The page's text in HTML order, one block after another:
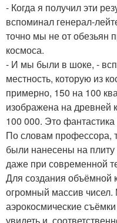
- Когда я получил эти
вспоминал генерал-
точно мы не от обезьян
космоса.
- И мы были в шоке, -
местность, которую из
примерно, 150 на 100
изображена на древней
100 000. Это фантастика
По словам профессора,
были нанесены на
даже при современной
Для создания объёмной
огромный массив
аэрокосмические